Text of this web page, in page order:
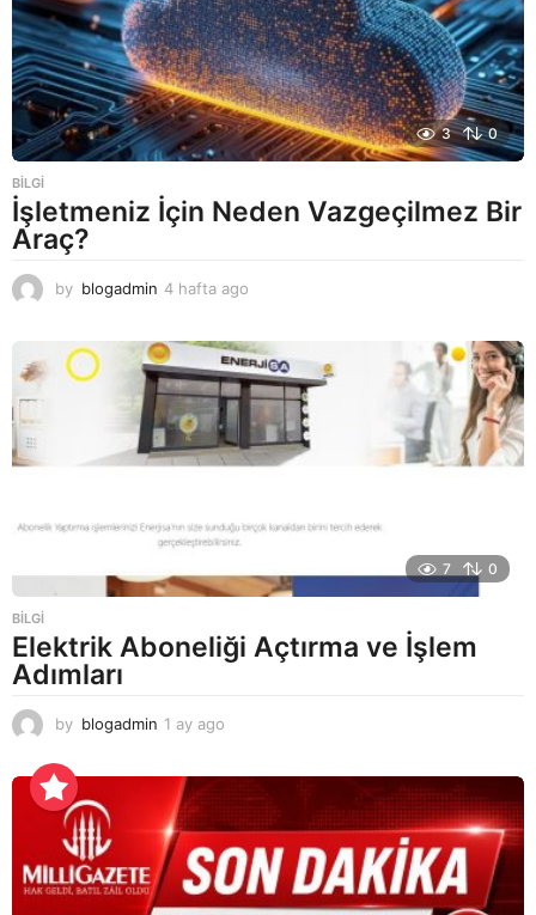
g
o
3 0
BILGI
İşletmeniz İçin Neden Vazgeçilmez Bir
Araç?
by blogadmin 4 hafta ago
f
t
a
a
g
o
7 0
BILGI
Elektrik Aboneliği Açtırma ve İşlem
Adımları
by blogadmin 1 ay ago
o